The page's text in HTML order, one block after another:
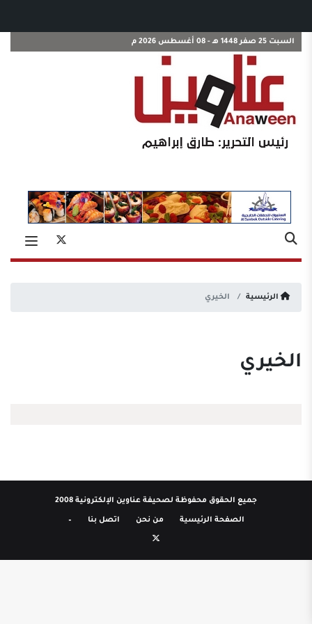
السبت 25 صفر 1448 هـ - 08 أغسطس 2026 م
الرئيسية الخيري
الخيري
جميع الحقوق محفوظة لصحيفة عناوين الإلكترونية 2008
الصفحة الرئيسية من نحن اتصل بنا –